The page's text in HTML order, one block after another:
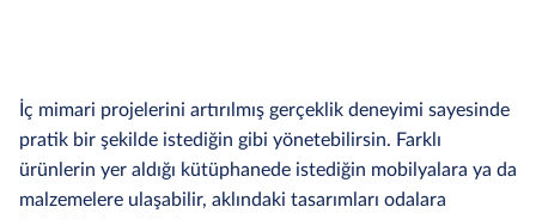
İç mimari projelerini artırılmış gerçeklik deneyimi sayesinde
pratik bir şekilde istediğin gibi yönetebilirsin. Farklı
ürünlerin yer aldığı kütüphanede istediğin mobilyalara ya da
malzemelere ulaşabilir, aklındaki tasarımları odalara